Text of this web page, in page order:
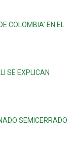
COLOMBIA’ EN EL
SE EXPLICAN
SEMICERRADO